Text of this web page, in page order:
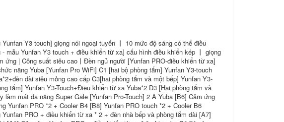
Y3 touch] giọng nói ngoại tuyến 丨 10 mức độ sáng có thể điều
mẫu Yunfan Y3 touch + điều khiển từ xa] cấu hình điều khiển kép 丨 giọng
ứng | Công suất siêu cao丨Đèn ngủ người [Yunfan PRO-điều khiển từ xa]
năng Yuba [Yunfan Pro WiFi] C1 [hai bộ phòng tắm] Yunfan Y3-touch
dài siêu mỏng cao cấp C3[hai phòng tắm và một bếp] Yunfan Y3-
tắm] Yunfan Y3-Touch+Điều khiển từ xa Yuba*2 D3 [Hai phòng tắm và
mát đa năng Super Gale [Yunfan Pro-Touch] 2 A Yuba [B6] Cảm ứng
Yunfan PRO *2 + Cooler B4 [B8] Yunfan PRO touch *2 + Cooler B6
PRO + điều khiển từ xa * 2 + đèn nhà bếp và phòng tắm dài [A7]